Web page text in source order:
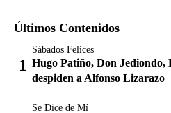
Últimos Contenidos
Sábados Felices
Hugo Patiño, Don Jediondo,
despiden a Alfonso Lizarazo
Se Dice de Mí